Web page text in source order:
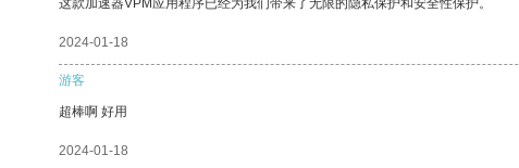
这款加速器VPM应用程序已经为我们带来了无限的隐私保护和安全性保护。
2024-01-18
游客
超棒啊 好用
2024-01-18